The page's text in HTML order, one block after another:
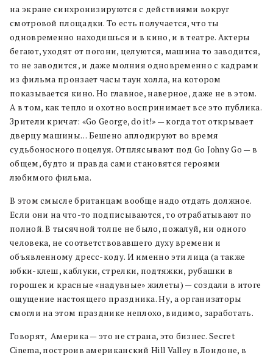
на экране синхронизируются с действиями вокруг
смотровой площадки. То есть получается, что ты
одновременно находишься и в кино, и в театре. Актеры
бегают, уходят от погони, целуются, машина то заводится,
то не заводится, и даже молния одновременно с кадрами
из фильма пронзает часы таун холла, на котором
показывается кино. Но главное, наверное, даже не в этом.
А в том, как тепло и охотно воспринимает все это публика.
Зрители кричат: «Go George, do it!» — когда тот открывает
дверцу машины… Бешено аплодируют во время
судьбоносного поцелуя. Отплясывают под Go Johny Go — в
общем, будто и правда сами становятся героями
любимого фильма.
В этом смысле британцам вообще надо отдать должное.
Если они на что-то подписываются, то отрабатывают по
полной. В тысячной толпе не было, пожалуй, ни одного
человека, не соответствовавшего духу времени и
объявленному дресс-коду. И именно эти лица (а также
юбки-клеш, каблуки, стрелки, подтяжки, рубашки в
горошек и красные «надувные» жилеты) — создали в итоге
ощущение настоящего праздника. Ну, а организаторы
смогли на этом празднике неплохо, видимо, заработать.
Говорят, Америка — это не страна, это бизнес. Secret
Cinema, построив американский Hill Valley в Лондоне, в